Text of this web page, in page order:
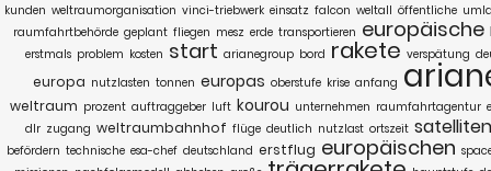
kunden weltraumorganisation vinci-triebwerk einsatz falcon weltall öffentliche
raumfahrtbehörde geplant fliegen mesz erde transportieren europäische
erstmals problem kosten start arianegroup bord rakete verspätung
europa nutzlasten tonnen europas oberstufe krise anfang
weltraum prozent auftraggeber luft kourou unternehmen raumfahrtagentur
dlr zugang weltraumbahnhof flüge deutlich nutzlast ortszeit satelliten
befördern technische esa-chef deutschland erstflug europäischen